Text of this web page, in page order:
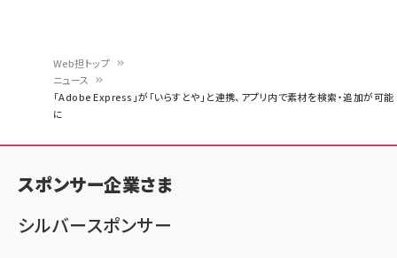
く
ず
Web担トップ
ニュース
「Adobe Express」が「いらすとや」と連携、アプリ内で素材を検索・追加が可能
に
スポンサー企業さま
シルバースポンサー